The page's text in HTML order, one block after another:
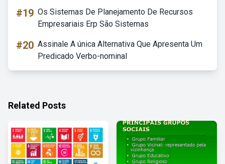
#19 Os Sistemas De Planejamento De Recursos
Empresariais Erp São Sistemas
#20 Assinale A única Alternativa Que Apresenta Um
Predicado Verbo-nominal
Related Posts